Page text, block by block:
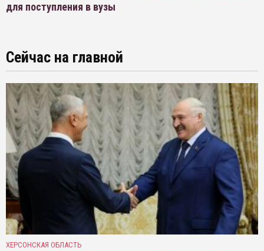
для поступления в вузы
Сейчас на главной
ХЕРСОНСКАЯ ОБЛАСТЬ